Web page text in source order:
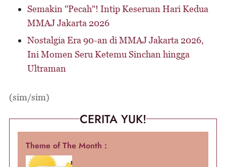
Semakin "Pecah"! Intip Keseruan Hari Kedua
MMAJ Jakarta 2026
Nostalgia Era 90-an di MMAJ Jakarta 2026,
Ini Momen Seru Ketemu Sinchan hingga
Ultraman
(sim/sim)
CERITA YUK!
Theme of The Month :